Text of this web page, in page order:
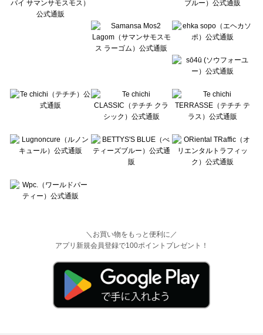
Wpc.（ワールドパーティー）のニット・セーター一覧
＼お買い物をもっと便利に／
アプリ新規会員登録で100ポイントプレゼント！